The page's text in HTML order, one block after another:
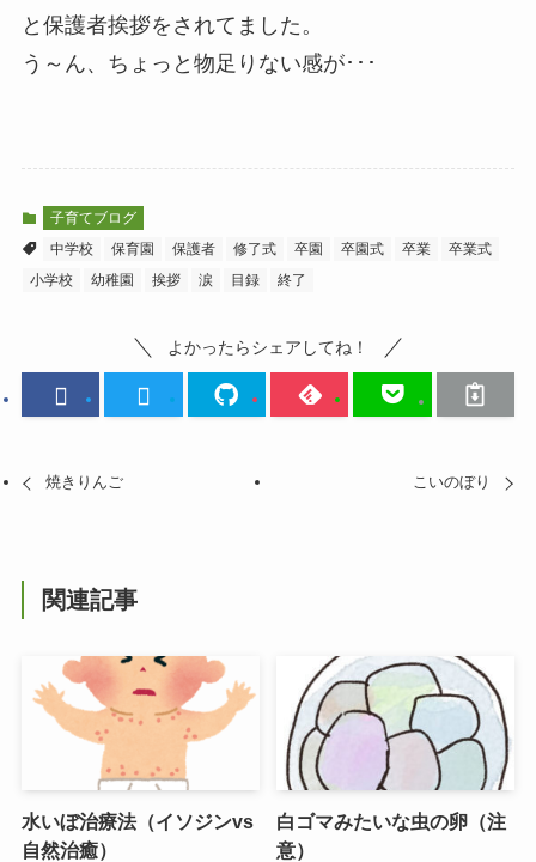
と保護者挨拶をされてました。
う～ん、ちょっと物足りない感が･･･
子育てブログ
中学校
保育園 保護者 修了式 卒園 卒園式 卒業
卒業式
小学校
幼稚園 挨拶 涙 目録 終了
よかったらシェアしてね！
焼きりんご こいのぼり
関連記事
水いぼ治療法（イソジンvs
自然治癒）
白ゴマみたいな虫の卵（注
意）